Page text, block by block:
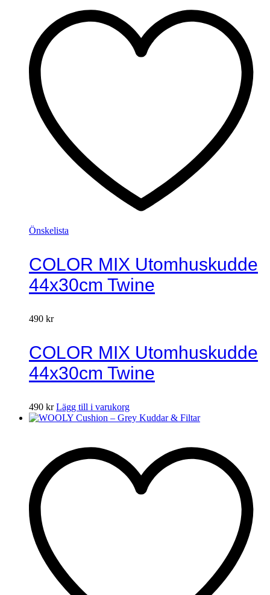
Önskelista
COLOR MIX Utomhuskudde
44x30cm Twine
490 kr
COLOR MIX Utomhuskudde
44x30cm Twine
490 kr Lägg till i varukorg